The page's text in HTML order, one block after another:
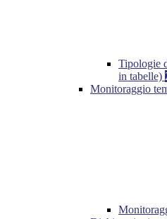
Tipologie
in tabelle)
Monitoraggio